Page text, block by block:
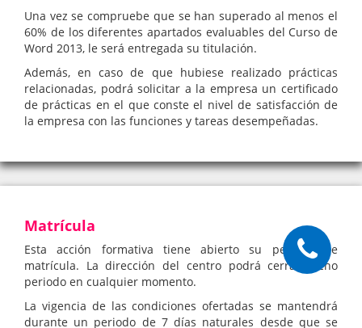
Una vez se compruebe que se han superado al menos el
60% de los diferentes apartados evaluables del Curso de
Word 2013, le será entregada su titulación.
Además, en caso de que hubiese realizado prácticas
relacionadas, podrá solicitar a la empresa un certificado
de prácticas en el que conste el nivel de satisfacción de
la empresa con las funciones y tareas desempeñadas.
Matrícula
Esta acción formativa tiene abierto su periodo de
matrícula. La dirección del centro podrá cerrar dicho
periodo en cualquier momento.
La vigencia de las condiciones ofertadas se mantendrá
durante un periodo de 7 días naturales desde que se